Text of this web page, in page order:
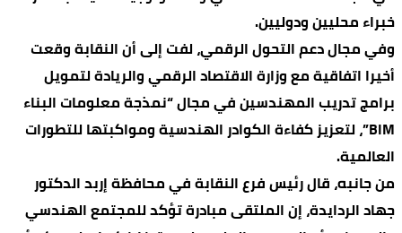
خبراء محليين ودوليين.
وفي مجال دعم التحول الرقمي، لفت إلى أن النقابة وقعت
أخيرا اتفاقية مع وزارة الاقتصاد الرقمي والريادة لتمويل
برامج تدريب المهندسين في مجال “نمذجة معلومات البناء
BIM”، لتعزيز كفاءة الكوادر الهندسية ومواكبتها للتطورات
العالمية.
من جانبه، قال رئيس فرع النقابة في محافظة إربد الدكتور
جهاد الردايدة، إن الملتقى مبادرة تؤكد للمجتمع الهندسي